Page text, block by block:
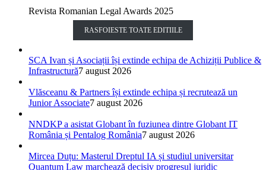
Revista Romanian Legal Awards 2025
RASFOIESTE TOATE EDITIILE
SCA Ivan și Asociații își extinde echipa de Achiziții Publice &
Infrastructură7 august 2026
Vlăsceanu & Partners își extinde echipa și recrutează un
Junior Associate7 august 2026
NNDKP a asistat Globant în fuziunea dintre Globant IT
România și Pentalog România7 august 2026
Mircea Duțu: Masterul Dreptul IA și studiul universitar
Quantum Law marchează decisiv progresul juridic